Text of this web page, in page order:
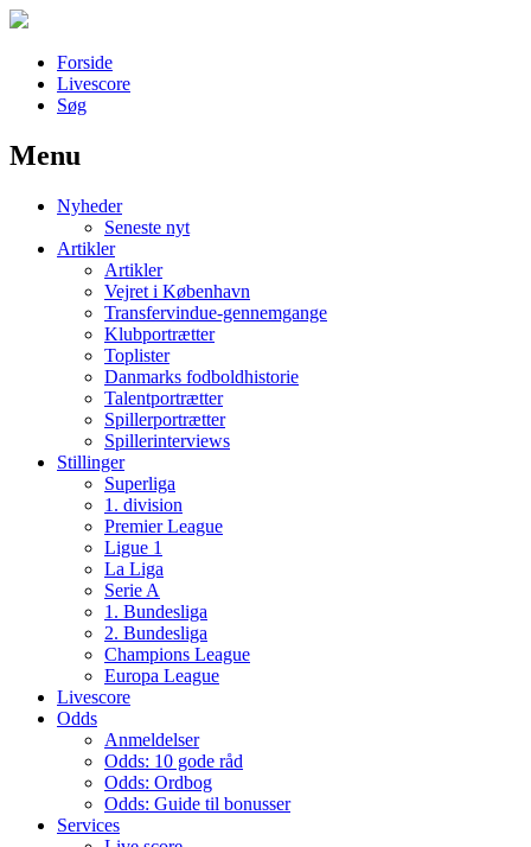
Forside
Livescore
Søg
Наши партнеры
лучшие займы
Menu
Nyheder
Seneste nyt
Artikler
Artikler
Vejret i København
Transfervindue-gennemgange
Klubportrætter
Toplister
Danmarks fodboldhistorie
Talentportrætter
Spillerportrætter
Spillerinterviews
Stillinger
Superliga
1. division
Premier League
Ligue 1
La Liga
Serie A
1. Bundesliga
2. Bundesliga
Champions League
Europa League
Livescore
Odds
Anmeldelser
Odds: 10 gode råd
Odds: Ordbog
Odds: Guide til bonusser
Services